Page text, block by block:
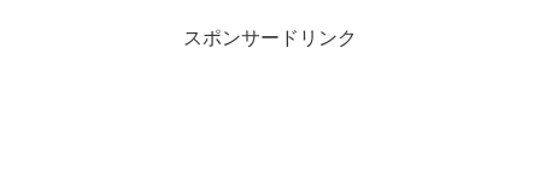
スポンサードリンク